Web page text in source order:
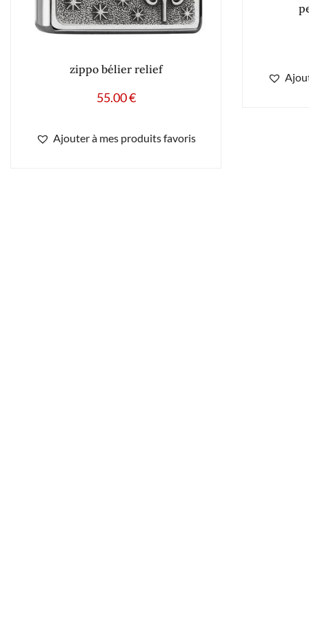
zippo bélier relief
55.00€
Ajouter à mes produits favoris